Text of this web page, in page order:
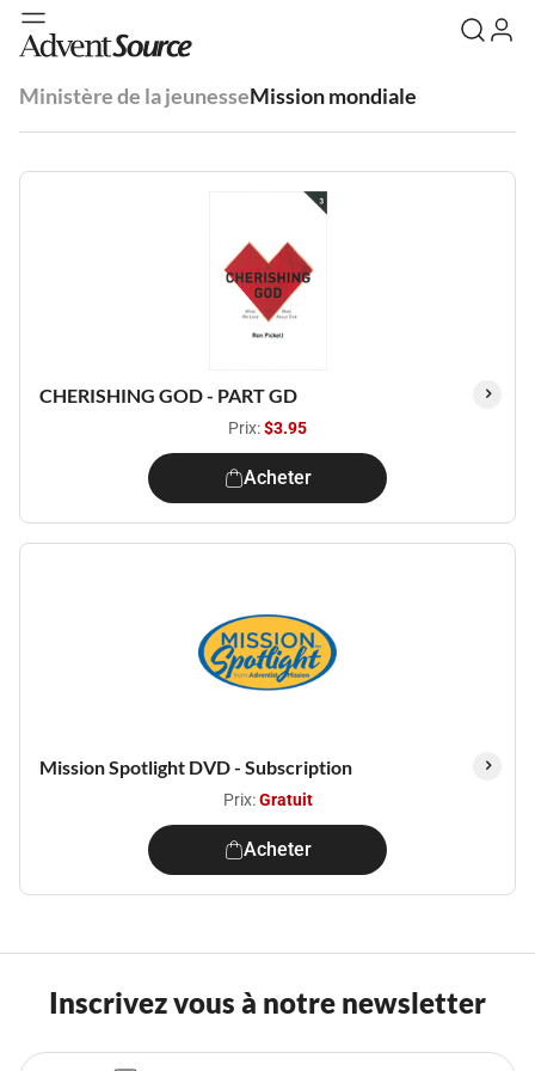
Ministère de la jeunesseMission mondiale
CHERISHING GOD - PART GD
Prix:$3.95
Acheter
Mission Spotlight DVD - Subscription
Prix:Gratuit
Acheter
Inscrivez vous à notre newsletter